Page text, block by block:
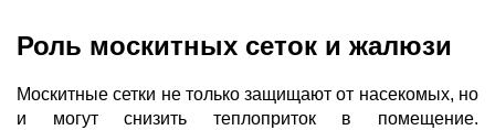
Роль москитных сеток и жалюзи
Москитные сетки не только защищают от насекомых, но
и могут снизить теплоприток в помещение.